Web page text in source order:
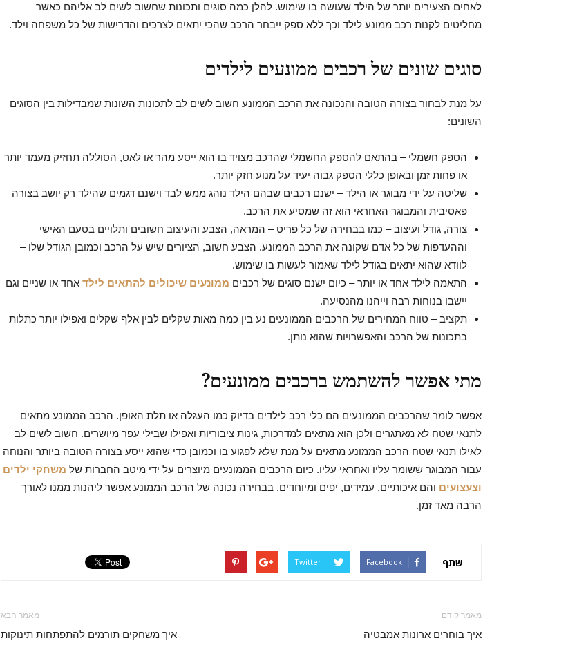
לאחים הצעירים יותר של הילד שעושה בו שימוש. להלן כמה סוגים ותכונות שחשוב לשים לב אליהם כאשר
מחליטים לקנות רכב ממונע לילד וכך ללא ספק ייבחר הרכב שהכי יתאים לצרכים והדרישות של כל משפחה וילד.
סוגים שונים של רכבים ממונעים לילדים
על מנת לבחור בצורה הטובה והנכונה את הרכב הממונע חשוב לשים לב לתכונות השונות שמבדילות בין הסוגים
השונים:
הספק חשמלי – בהתאם להספק החשמלי שהרכב מצויד בו הוא ייסע מהר או לאט, הסוללה תחזיק מעמד יותר
או פחות זמן ובאופן כללי הספק גבוה יעיד על מנוע חזק יותר.
שליטה על ידי מבוגר או הילד – ישנם רכבים שבהם הילד נוהג ממש לבד וישנם דגמים שהילד רק יושב בצורה
פאסיבית והמבוגר האחראי הוא זה שמסיע את הרכב.
צורה, גודל ועיצוב – כמו בבחירה של כל פריט – המראה, הצבע והעיצוב חשובים ותלויים בטעם האישי
וההעדפות של כל אדם שקונה את הרכב הממונע. הצבע חשוב, הציורים שיש על הרכב וכמובן הגודל שלו –
לוודא שהוא יתאים בגודל לילד שאמור לעשות בו שימוש.
התאמה לילד אחד או יותר – כיום ישנם סוגים של רכבים ממונעים שיכולים להתאים לילד אחד או שניים וגם
יישבו בנוחות רבה וייהנו מהנסיעה.
תקציב – טווח המחירים של הרכבים הממונעים נע בין כמה מאות שקלים לבין אלף שקלים ואפילו יותר כתלות
בתכונות של הרכב והאפשרויות שהוא נותן.
מתי אפשר להשתמש ברכבים ממונעים?
אפשר לומר שהרכבים הממונעים הם כלי רכב לילדים בדיוק כמו העגלה או תלת האופן. הרכב הממונע מתאים
לתנאי שטח לא מאתגרים ולכן הוא מתאים למדרכות, גינות ציבוריות ואפילו שבילי עפר מיושרים. חשוב לשים לב
לאילו תנאי שטח הרכב הממונע מתאים על מנת שלא לפגוע בו וכמובן כדי שהוא ייסע בצורה הטובה ביותר והנוחה
עבור המבוגר ששומר עליו ואחראי עליו. כיום הרכבים הממונעים מיוצרים על ידי מיטב החברות של משחקי ילדים
וצעצועים והם איכותיים, עמידים, יפים ומיוחדים. בבחירה נכונה של הרכב הממונע אפשר ליהנות ממנו לאורך
הרבה מאד זמן.
שתף Facebook
Twitter
מאמר קודם
איך בוחרים ארונות אמבטיה
מאמר הבא
איך משחקים תורמים להתפתחות תינוקות